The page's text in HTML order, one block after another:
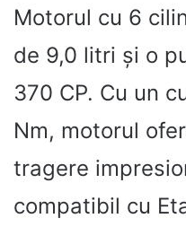
Motorul cu 6
de 9,0 litri și o
370 CP. Cu un
Nm, motorul
tragere
compatibil cu